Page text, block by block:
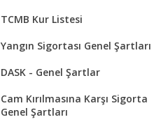
TCMB Kur Listesi
Yangın Sigortası Genel Şartları
DASK - Genel Şartlar
Cam Kırılmasına Karşı Sigorta
Genel Şartları